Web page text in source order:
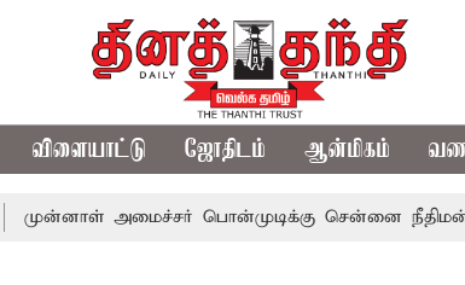
விளையாட்டு ஜோதிடம் ஆன்மிகம்
முன்னாள் அமைச்சர் பொன்முடிக்கு சென்னை நீதிமன்றம்